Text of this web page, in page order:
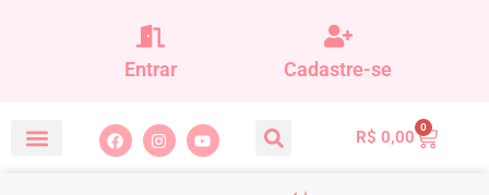
Entrar Cadastre-se
R$ 0,00
0